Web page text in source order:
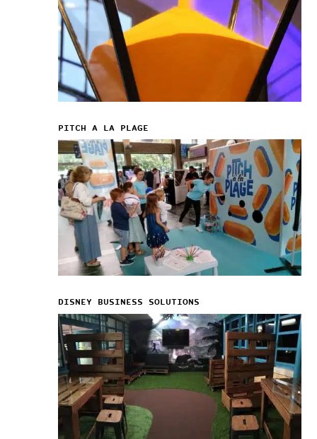
PITCH A LA PLAGE
DISNEY BUSINESS SOLUTIONS